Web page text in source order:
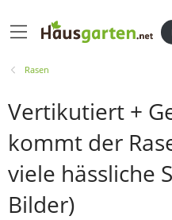
Rasen
Vertikutiert +
kommt der
viele hässliche
Bilder)